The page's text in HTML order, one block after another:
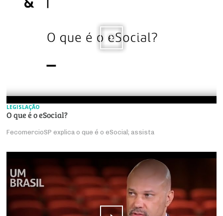
LEGISLAÇÃO
O que é o eSocial?
FecomercioSP explica o que é o eSocial; assista